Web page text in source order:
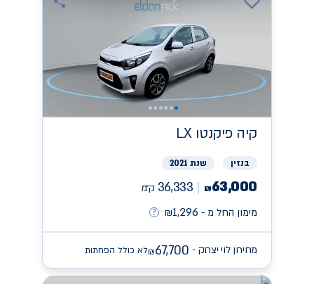
קיה פיקנטו LX
בנזין שנת 2021
₪63,000
36,333 ק״מ
מימון החל מ -
₪1,296
מחירון לוי יצחק - ₪67,700 לא כולל הפחתות